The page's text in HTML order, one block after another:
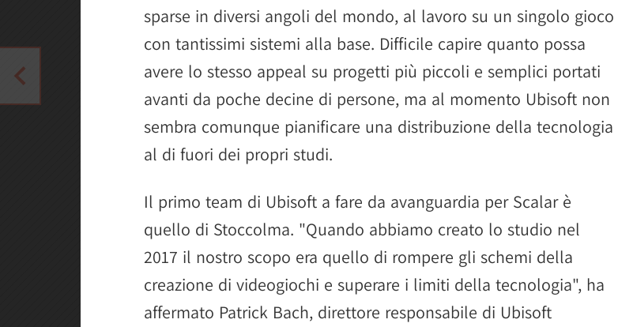
sparse in diversi angoli del mondo, al lavoro su un singolo gioco
con tantissimi sistemi alla base. Difficile capire quanto possa
avere lo stesso appeal su progetti più piccoli e semplici portati
avanti da poche decine di persone, ma al momento Ubisoft non
sembra comunque pianificare una distribuzione della tecnologia
al di fuori dei propri studi.
Il primo team di Ubisoft a fare da avanguardia per Scalar è
quello di Stoccolma. "Quando abbiamo creato lo studio nel
2017 il nostro scopo era quello di rompere gli schemi della
creazione di videogiochi e superare i limiti della tecnologia", ha
affermato Patrick Bach, direttore responsabile di Ubisoft